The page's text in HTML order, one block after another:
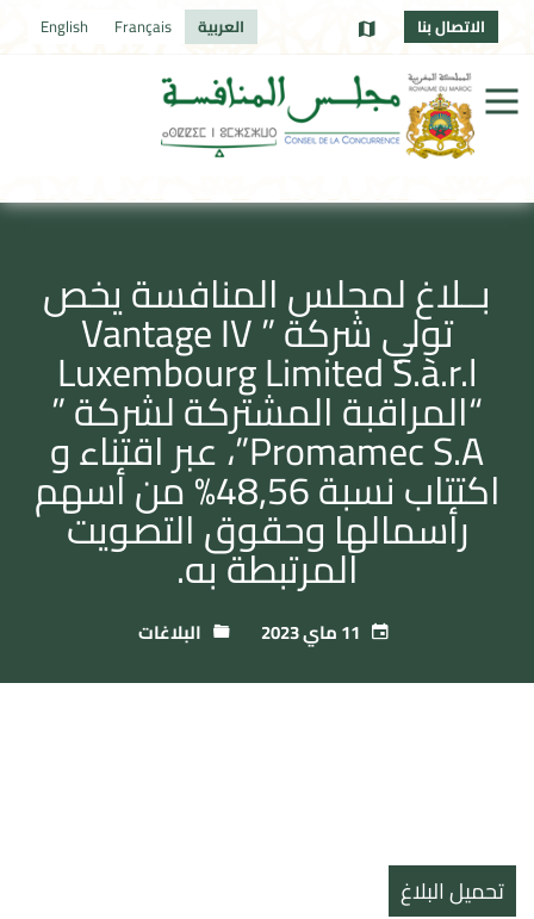
الاتصال بنا العربية Français
English
بــلاغ لمجلس المنافسة يخص
تولي شركة ” Vantage IV
Luxembourg Limited S.à.r.l
“المراقبة المشتركة لشركة ”
Promamec S.A”، عبر اقتناء و
اكتتاب نسبة 48,56% من أسهم
رأسمالها وحقوق التصويت
المرتبطة به.
البلاغات
تحميل البلاغ